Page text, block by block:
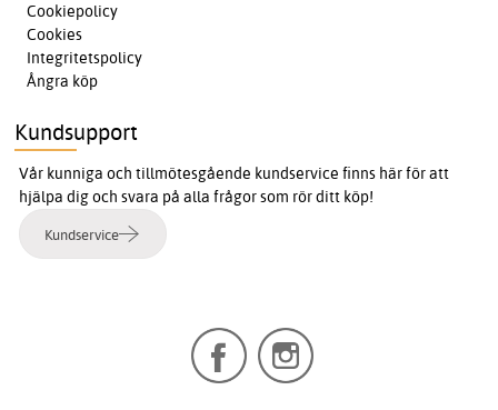
Cookiepolicy
Cookies
Integritetspolicy
Ångra köp
Kundsupport
Vår kunniga och tillmötesgående kundservice finns här för att
hjälpa dig och svara på alla frågor som rör ditt köp!
Kundservice